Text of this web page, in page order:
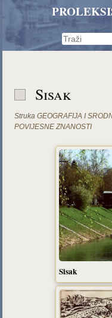
Sisak
Struka GEOGRAFIJA I
POVIJESNE ZNANOSTI
Sisak